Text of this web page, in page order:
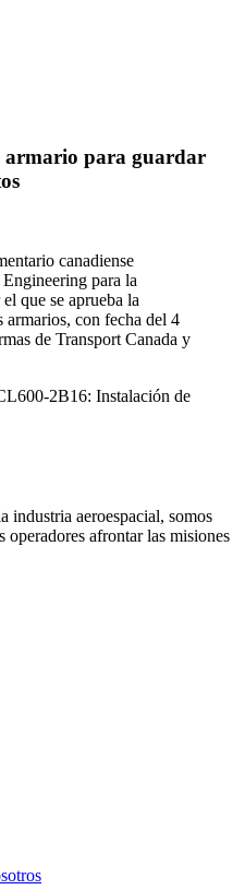
armario para guardar
2B16: Instalación de
industria aeroespacial, somos
operadores afrontar las misiones